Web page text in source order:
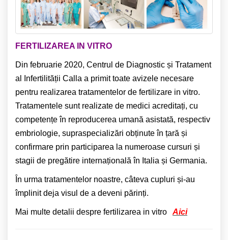
FERTILIZAREA IN VITRO
Din februarie 2020, Centrul de Diagnostic și Tratament
al Infertilității Calla a primit toate avizele necesare
pentru realizarea tratamentelor de fertilizare in vitro.
Tratamentele sunt realizate de medici acreditați, cu
competențe în reproducerea umană asistată, respectiv
embriologie, supraspecializări obținute în țară și
confirmare prin participarea la numeroase cursuri și
stagii de pregătire internațională în Italia și Germania.
În urma tratamentelor noastre, câteva cupluri și-au
împlinit deja visul de a deveni părinți.
Mai multe detalii despre fertilizarea in vitro Aici